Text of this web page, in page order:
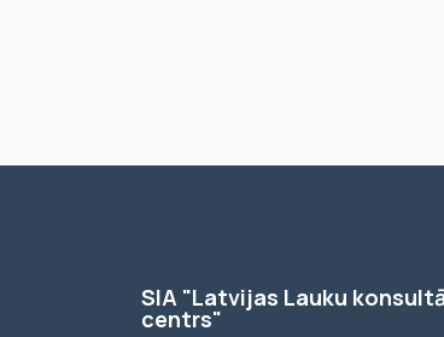
SIA "Latvijas Lauku
centrs"